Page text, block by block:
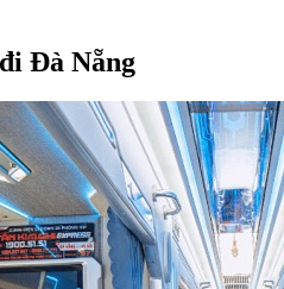
Đà Nẵng